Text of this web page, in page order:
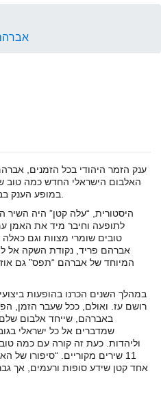
ענק הזמר היהודי בכל הזמנים,
האלבום הישראלי החדש כמה טוב
היסטורית, “עלה קטן” היה השיר
לתופעה וחיבר מיד את האמן
טובים שומרי מצוות וגם
אברהם פריד, נקודת השקה אל
המיוחד של אברהם “תפס” גם
במהלך השנים הכרנו בהופעות
רושם עז. ואולם, ככל שעבר הזמן,
באברהם, שייחד אלבום שלם
שמדברים אל כל ישראלי
וליהדות. כעת זה קורה עם כמה
11 שירים מקוריים. “סיפורו
אחד קטן שידע סופות ורעמים, אך